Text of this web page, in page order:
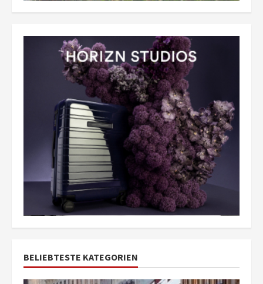
BELIEBTESTE KATEGORIEN